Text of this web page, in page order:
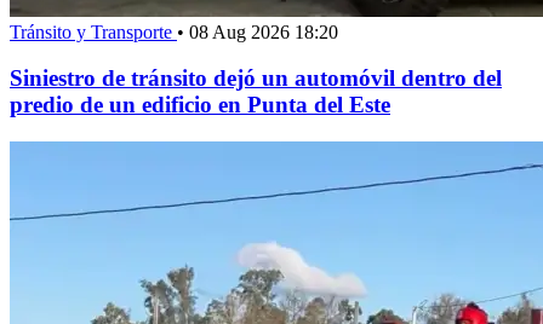
Tránsito y Transporte • 08 Aug 2026 18:20
Siniestro de tránsito dejó un automóvil dentro del
predio de un edificio en Punta del Este